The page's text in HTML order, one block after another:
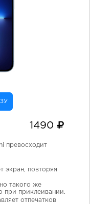
1490
превосходит
экран, повторяя
такого же
при приклеивании.
отпечатков